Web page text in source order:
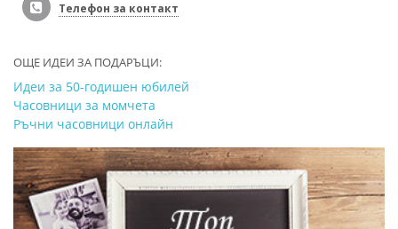
Телефон за контакт
ОЩЕ ИДЕИ ЗА ПОДАРЪЦИ:
Идеи за 50-годишен юбилей
Часовници за момчета
Ръчни часовници онлайн